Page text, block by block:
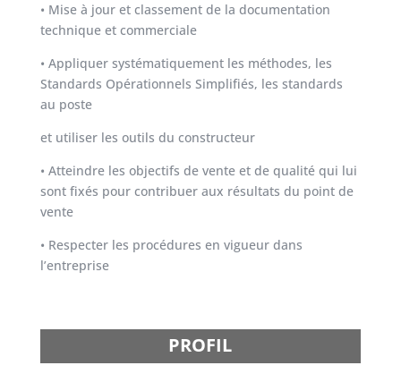
• Mise à jour et classement de la documentation
technique et commerciale
• Appliquer systématiquement les méthodes, les
Standards Opérationnels Simplifiés, les standards
au poste
et utiliser les outils du constructeur
• Atteindre les objectifs de vente et de qualité qui lui
sont fixés pour contribuer aux résultats du point de
vente
• Respecter les procédures en vigueur dans
l’entreprise
PROFIL